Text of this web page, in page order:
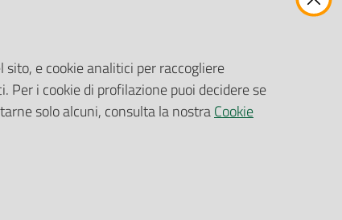
Gare e Appalti
Richiesta Patrocinio
e cookie analitici per raccogliere
i cookie di profilazione puoi decidere se
solo alcuni, consulta la nostraCookie